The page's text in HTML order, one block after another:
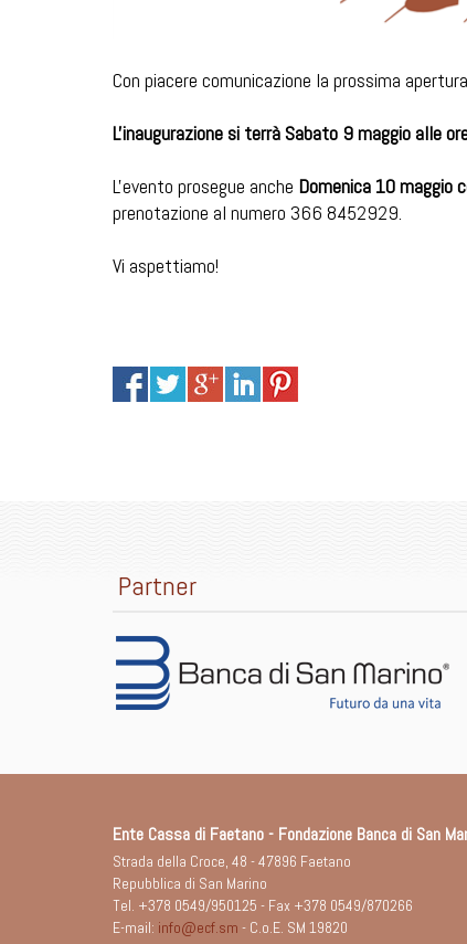
Con piacere comunicazione la prossima
L'inaugurazione si terrà Sabato 9 maggio alle
L'evento prosegue anche Domenica 10 maggio
prenotazione al numero 366 8452929.
Vi aspettiamo!
Partner
Ente Cassa di Faetano - Fondazione Banca di San
Strada della Croce, 48 - 47896 Faetano
Repubblica di San Marino
Tel. +378 0549/950125 - Fax +378 0549/870266
E-mail: info@ecf.sm - C.o.E. SM 19820